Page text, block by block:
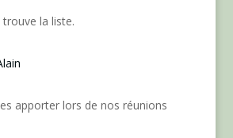
la liste.
apporter lors de nos réunions